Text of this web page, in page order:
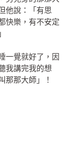
他說：「有思
快樂，有不安定
一覺就好了，因
我講完我的想
那那大師」！